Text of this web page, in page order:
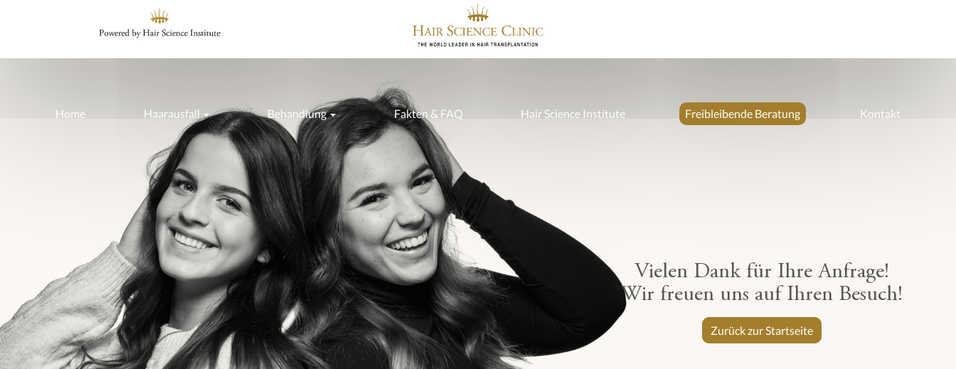
Home Haarausfall Behandlung Fakten & FAQ Hair Science Institute Freibleibende Beratung Kontakt
Vielen Dank für Ihre Anfrage!
Wir freuen uns auf Ihren Besuch!
Zurück zur Startseite